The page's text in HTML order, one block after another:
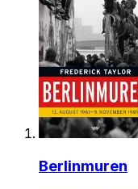
Berlinmuren